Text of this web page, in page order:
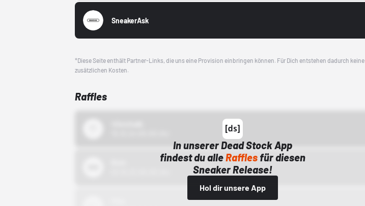
SneakerAsk
*Diese Seite enthält Partner-Links, die uns eine Provision einbringen können. Für Dich entstehen dadurch keine
zusätzlichen Kosten.
Raffles
In unserer Dead Stock App
findest du alleRaffles für diesen
Sneaker Release!
Hol dir unsere App